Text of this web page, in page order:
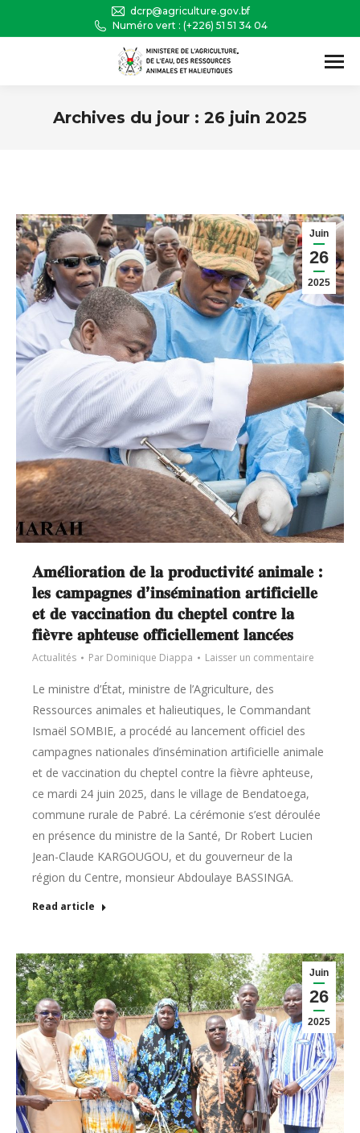
dcrp@agriculture.gov.bf
Numéro vert : (+226) 51 51 34 04
Archives du jour : 26 juin 2025
Juin
26
2025
𝐀𝐦𝐞́𝐥𝐢𝐨𝐫𝐚𝐭𝐢𝐨𝐧 𝐝𝐞 𝐥𝐚 𝐩𝐫𝐨𝐝𝐮𝐜𝐭𝐢𝐯𝐢𝐭𝐞́ 𝐚𝐧𝐢𝐦𝐚𝐥𝐞 :
𝐥𝐞𝐬 𝐜𝐚𝐦𝐩𝐚𝐠𝐧𝐞𝐬 𝐝’𝐢𝐧𝐬𝐞́𝐦𝐢𝐧𝐚𝐭𝐢𝐨𝐧 𝐚𝐫𝐭𝐢𝐟𝐢𝐜𝐢𝐞𝐥𝐥𝐞
𝐞𝐭 𝐝𝐞 𝐯𝐚𝐜𝐜𝐢𝐧𝐚𝐭𝐢𝐨𝐧 𝐝𝐮 𝐜𝐡𝐞𝐩𝐭𝐞𝐥 𝐜𝐨𝐧𝐭𝐫𝐞 𝐥𝐚
𝐟𝐢𝐞̀𝐯𝐫𝐞 𝐚𝐩𝐡𝐭𝐞𝐮𝐬𝐞 𝐨𝐟𝐟𝐢𝐜𝐢𝐞𝐥𝐥𝐞𝐦𝐞𝐧𝐭 𝐥𝐚𝐧𝐜𝐞́𝐞𝐬
Actualités Par Dominique Diappa Laisser un commentaire
Le ministre d’État, ministre de l’Agriculture, des
Ressources animales et halieutiques, le Commandant
Ismaël SOMBIE, a procédé au lancement officiel des
campagnes nationales d’insémination artificielle animale
et de vaccination du cheptel contre la fièvre aphteuse,
ce mardi 24 juin 2025, dans le village de Bendatoega,
commune rurale de Pabré. La cérémonie s’est déroulée
en présence du ministre de la Santé, Dr Robert Lucien
Jean-Claude KARGOUGOU, et du gouverneur de la
région du Centre, monsieur Abdoulaye BASSINGA.
Read article
Juin
26
2025